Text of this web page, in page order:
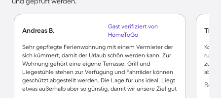
Andreas B.
Gast verifiziert von
HomeToGo
Sehr gepflegte Ferienwohnung mit einem Vermieter der
sich kümmert, damit der Urlaub schön werden kann. Zur
Wohnung gehört eine eigene Terrasse. Grill und
Liegestühle stehen zur Verfügung und Fahrräder können
geschützt abgestellt werden. Die Lage für uns ideal. Liegt
etwas außerhalb aber so günstig, damit wir unsere Ziel gut
Tine
zu
aber